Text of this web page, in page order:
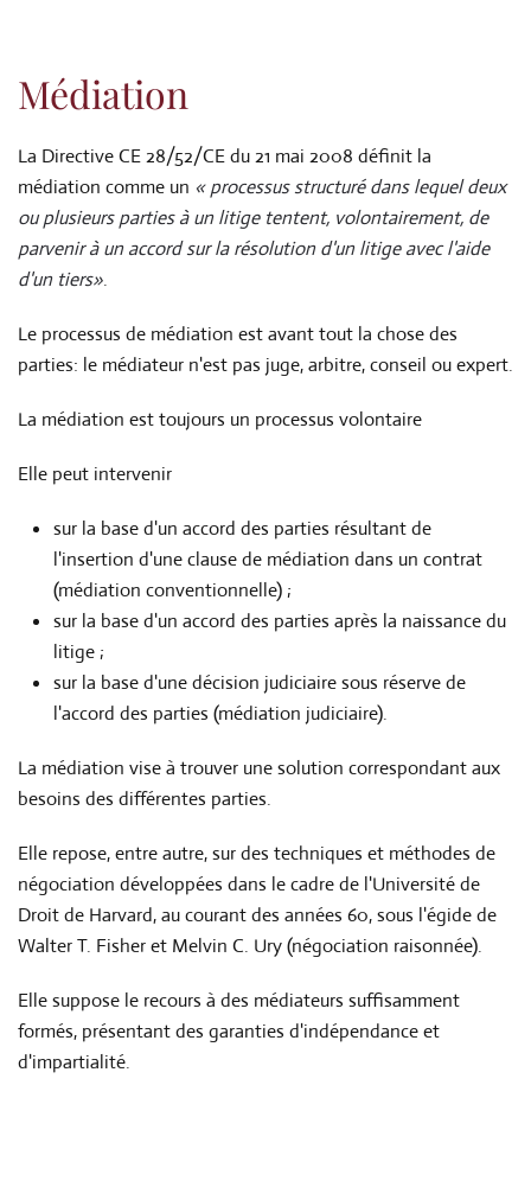
Médiation
La Directive CE 28/52/CE du 21 mai 2008 définit la
médiation comme un « processus structuré dans lequel deux
ou plusieurs parties à un litige tentent, volontairement, de
parvenir à un accord sur la résolution d'un litige avec l'aide
d'un tiers».
Le processus de médiation est avant tout la chose des
parties: le médiateur n'est pas juge, arbitre, conseil ou expert.
La médiation est toujours un processus volontaire
Elle peut intervenir
sur la base d'un accord des parties résultant de
l'insertion d'une clause de médiation dans un contrat
(médiation conventionnelle) ;
sur la base d'un accord des parties après la naissance du
litige ;
sur la base d'une décision judiciaire sous réserve de
l'accord des parties (médiation judiciaire).
La médiation vise à trouver une solution correspondant aux
besoins des différentes parties.
Elle repose, entre autre, sur des techniques et méthodes de
négociation développées dans le cadre de l'Université de
Droit de Harvard, au courant des années 60, sous l'égide de
Walter T. Fisher et Melvin C. Ury (négociation raisonnée).
Elle suppose le recours à des médiateurs suffisamment
formés, présentant des garanties d'indépendance et
d'impartialité.